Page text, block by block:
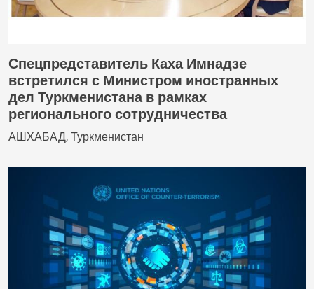
Спецпредставитель Каха Имнадзе
встретился с Министром иностранных
дел Туркменистана в рамках
регионального сотрудничества
АШХАБАД, Туркменистан